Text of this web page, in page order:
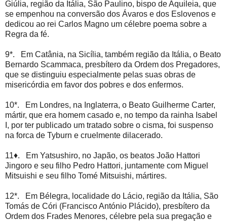
Giúlia, região da Itália, São Paulino, bispo de Aquileia, que
se empenhou na conversão dos Ávaros e dos Eslovenos e
dedicou ao rei Carlos Magno um célebre poema sobre a
Regra da fé.
9*. Em Catânia, na Sicília, também região da Itália, o Beato
Bernardo Scammaca, presbítero da Ordem dos Pregadores,
que se distinguiu especialmente pelas suas obras de
misericórdia em favor dos pobres e dos enfermos.
10*. Em Londres, na Inglaterra, o Beato Guilherme Carter,
mártir, que era homem casado e, no tempo da rainha Isabel
I, por ter publicado um tratado sobre o cisma, foi suspenso
na forca de Tyburn e cruelmente dilacerado.
11♦. Em Yatsushiro, no Japão, os beatos João Hattori
Jingoro e seu filho Pedro Hattori, juntamente com Miguel
Mitsuishi e seu filho Tomé Mitsuishi, mártires.
12*. Em Bélegra, localidade do Lácio, região da Itália, São
Tomás de Córi (Francisco António Plácido), presbítero da
Ordem dos Frades Menores, célebre pela sua pregação e